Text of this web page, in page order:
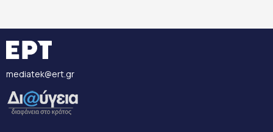
mediatek@ert.gr